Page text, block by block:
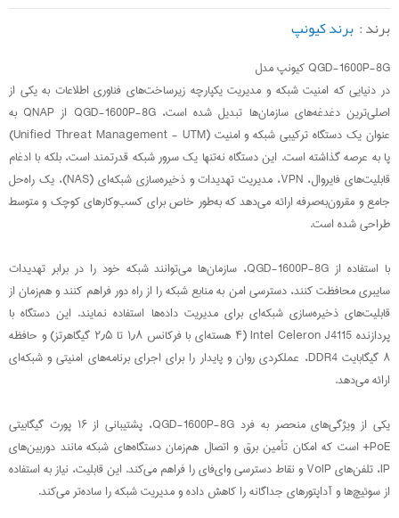
برند : برند کیونپ
QGD-1600P-8G کیونپ مدل
در دنیایی که امنیت شبکه و مدیریت یکپارچه زیرساخت‌های فناوری اطلاعات به یکی از
اصلی‌ترین دغدغه‌های سازمان‌ها تبدیل شده است، QGD-1600P-8G از QNAP به
عنوان یک دستگاه ترکیبی شبکه و امنیت (Unified Threat Management - UTM)
پا به عرصه گذاشته است. این دستگاه نه‌تنها یک سرور شبکه قدرتمند است، بلکه با ادغام
قابلیت‌های فایروال، VPN، مدیریت تهدیدات و ذخیره‌سازی شبکه‌ای (NAS)، یک راه‌حل
جامع و مقرون‌به‌صرفه ارائه می‌دهد که به‌طور خاص برای کسب‌وکارهای کوچک و متوسط
طراحی شده است.
با استفاده از QGD-1600P-8G، سازمان‌ها می‌توانند شبکه خود را در برابر تهدیدات
سایبری محافظت کنند، دسترسی امن به منابع شبکه را از راه دور فراهم کنند و هم‌زمان از
قابلیت‌های ذخیره‌سازی شبکه‌ای برای مدیریت داده‌ها استفاده نمایند. این دستگاه با
پردازنده Intel Celeron J4115 (۴ هسته‌ای با فرکانس ۱٫۸ تا ۲٫۵ گیگاهرتز) و حافظه
۸ گیگابایت DDR4، عملکردی روان و پایدار را برای اجرای برنامه‌های امنیتی و شبکه‌ای
ارائه می‌دهد.
یکی از ویژگی‌های منحصر به فرد QGD-1600P-8G، پشتیبانی از ۱۶ پورت گیگابیتی
PoE+ است که امکان تأمین برق و اتصال هم‌زمان دستگاه‌های شبکه مانند دوربین‌های
IP، تلفن‌های VoIP و نقاط دسترسی وای‌فای را فراهم می‌کند. این قابلیت، نیاز به استفاده
از سوئیچ‌ها و آداپتورهای جداگانه را کاهش داده و مدیریت شبکه را ساده‌تر می‌کند.